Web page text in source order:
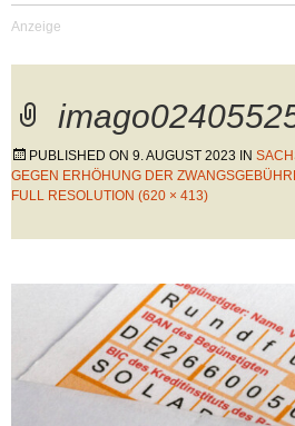
PUBLISHED ON 9. AUGUST 2023 IN
GEGEN ERHÖHUNG DER
FULL RESOLUTION (620 × 413)